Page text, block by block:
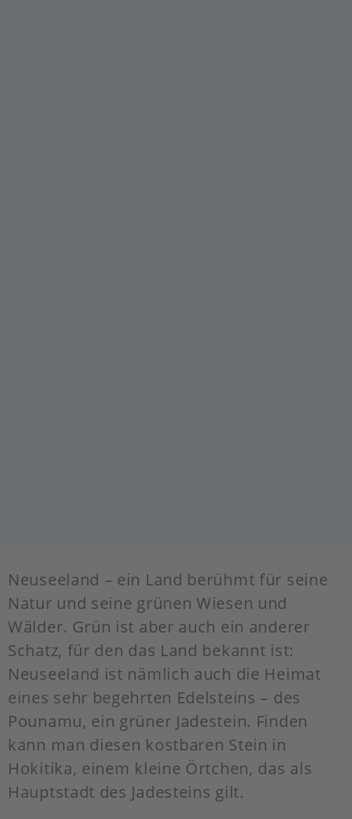
Neuseeland – ein Land berühmt für seine
Natur und seine grünen Wiesen und
Wälder. Grün ist aber auch ein anderer
Schatz, für den das Land bekannt ist:
Neuseeland ist nämlich auch die Heimat
eines sehr begehrten Edelsteins – des
Pounamu, ein grüner Jadestein. Finden
kann man diesen kostbaren Stein in
Hokitika, einem kleine Örtchen, das als
Hauptstadt des Jadesteins gilt.